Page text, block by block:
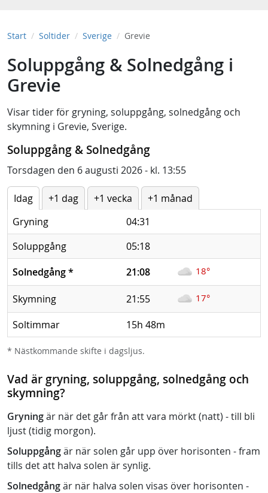
Start Soltider Sverige Grevie
Soluppgång & Solnedgång i
Grevie
Visar tider för gryning, soluppgång, solnedgång och
skymning i Grevie, Sverige.
Soluppgång & Solnedgång
Torsdagen den 6 augusti 2026 - kl. 13:55
Idag +1 dag +1 vecka
+1 månad
Gryning
04:31
Soluppgång
05:18
Solnedgång* 21:08 18°
Skymning 21:55 17°
Soltimmar 15h 48m
* Nästkommande skifte i dagsljus.
Vad är gryning, soluppgång, solnedgång och
skymning?
Gryningär när det går från att vara mörkt (natt) - till bli
ljust (tidig morgon).
Soluppgångär när solen går upp över horisonten - fram
tills det att halva solen är synlig.
Solnedgångär när halva solen visas över horisonten -